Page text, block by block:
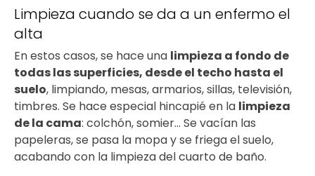
Limpieza cuando se da a un enfermo el
alta
En estos casos, se hace una limpieza a fondo de
todas las superficies, desde el techo hasta el
suelo, limpiando, mesas, armarios, sillas, televisión,
timbres. Se hace especial hincapié en la limpieza
de la cama: colchón, somier… Se vacían las
papeleras, se pasa la mopa y se friega el suelo,
acabando con la limpieza del cuarto de baño.